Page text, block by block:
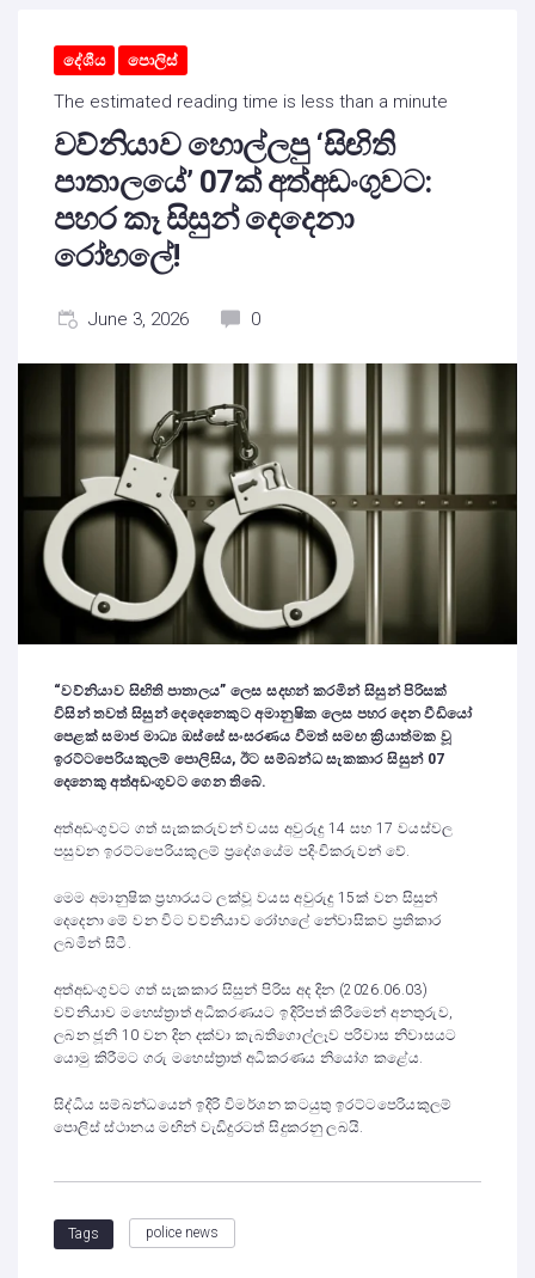
දේශීය පොලිස්
The estimated reading time is less than a minute
වව්නියාව හොල්ලපු ‘සිඟිති
පාතාලයේ’ 07ක් අත්අඩංගුවට:
පහර කෑ සිසුන් දෙදෙනා
රෝහලේ!
June 3, 2026 0
“වව්නියාව සිඟිති පාතාලය” ලෙස සදහන් කරමින් සිසුන් පිරිසක්
විසින් තවත් සිසුන් දෙදෙනෙකුට අමානුෂික ලෙස පහර දෙන වීඩියෝ
පෙළක් සමාජ මාධ්‍ය ඔස්සේ සංසරණය වීමත් සමඟ ක්‍රියාත්මක වූ
ඉරට්ටපෙරියකුලම් පොලිසිය, ඊට සම්බන්ධ සැකකාර සිසුන් 07
දෙනෙකු අත්අඩංගුවට ගෙන තිබේ.
අත්අඩංගුවට ගත් සැකකරුවන් වයස අවුරුදු 14 සහ 17 වයස්වල
පසුවන ඉරට්ටපෙරියකුලම් ප්‍රදේශයේම පදිංචිකරුවන් වේ.
මෙම අමානුෂික ප්‍රහාරයට ලක්වූ වයස අවුරුදු 15ක් වන සිසුන්
දෙදෙනා මේ වන විට වව්නියාව රෝහලේ නේවාසිකව ප්‍රතිකාර
ලබමින් සිටී.
අත්අඩංගුවට ගත් සැකකාර සිසුන් පිරිස අද දින (2026.06.03)
වව්නියාව මහෙස්ත්‍රාත් අධිකරණයට ඉදිරිපත් කිරීමෙන් අනතුරුව,
ලබන ජූනි 10 වන දින දක්වා කැබතිගොල්ලෑව පරිවාස නිවාසයට
යොමු කිරීමට ගරු මහෙස්ත්‍රාත් අධිකරණය නියෝග කළේය.
සිද්ධිය සම්බන්ධයෙන් ඉදිරි විමර්ශන කටයුතු ඉරට්ටපෙරියකුලම්
පොලිස් ස්ථානය මඟින් වැඩිදුරටත් සිදුකරනු ලබයි.
Tags police news